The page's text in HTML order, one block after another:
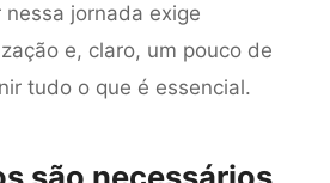
jornada exige
e, claro, um pouco de
tudo o que é essencial.